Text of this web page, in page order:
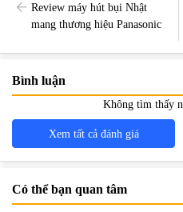
Review máy hút bụi Nhật
mang thương hiệu Panasonic
Bình luận
Không tìm thấy
Xem tất cả đánh giá
Có thể bạn quan tâm